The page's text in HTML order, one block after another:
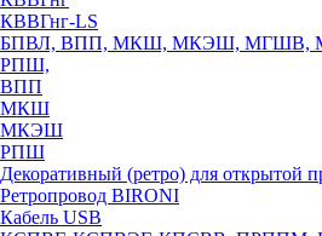
КВВГнг-LS
БПВЛ, ВПП, МКШ, МКЭШ, МГШВ,
РПШ,
ВПП
МКШ
МКЭШ
РПШ
Декоративный (ретро) для открытой
Ретропровод BIRONI
Кабель USB